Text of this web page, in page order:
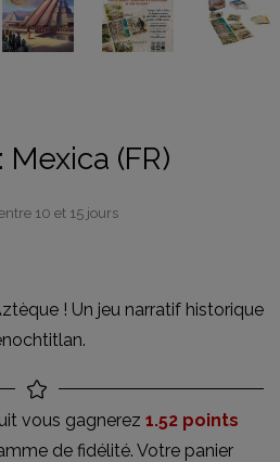
(FR)
10 et 15 jours
! Un jeu narratif historique
vous gagnerez 1.52 points
de fidélité. Votre panier